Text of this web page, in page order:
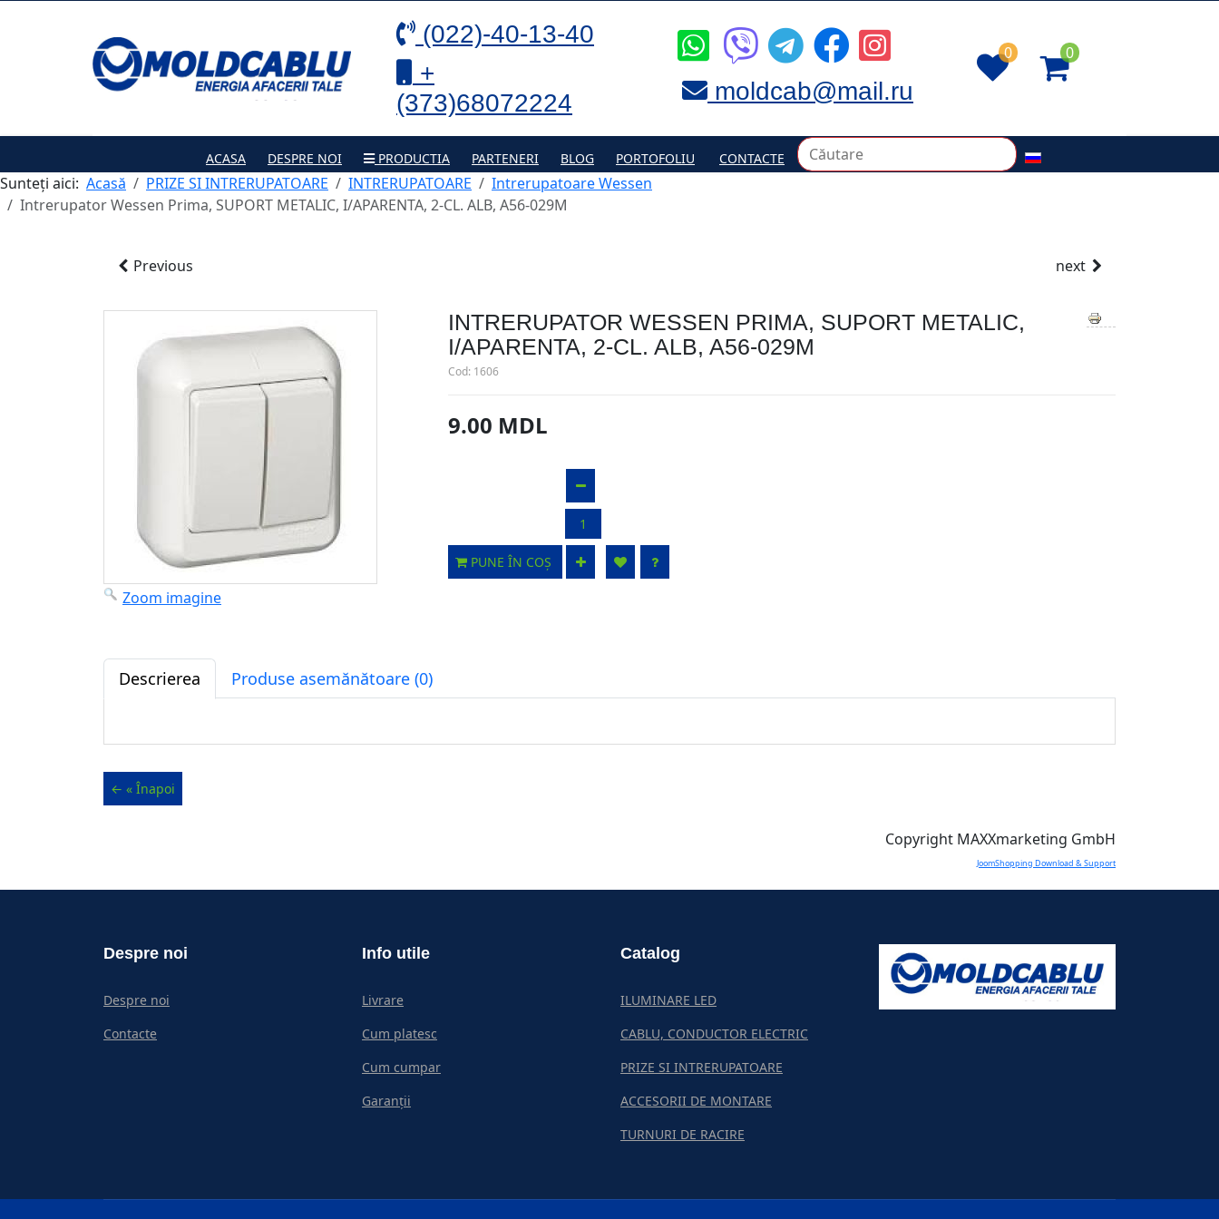
(022)-40-13-40
+
(373)68072224
moldcab@mail.ru
0 0
ACASA DESPRE NOI PRODUCTIA PARTENERI BLOG PORTOFOLIU CONTACTE
Sunteți aici: Acasă PRIZE SI INTRERUPATOARE INTRERUPATOARE
Intrerupatoare Wessen
Intrerupator Wessen Prima, SUPORT METALIC, I/APARENTA, 2-CL. ALB, A56-029M
Previous next
Zoom imagine
INTRERUPATOR WESSEN PRIMA, SUPORT METALIC,
I/APARENTA, 2-CL. ALB, A56-029M
Cod: 1606
9.00 MDL
PUNE ÎN COȘ
Descrierea Produse asemănătoare (0)
Copyright MAXXmarketing GmbH
JoomShopping Download & Support
Despre noi
Despre noi
Contacte
Info utile
Livrare
Cum platesc
Cum cumpar
Garanții
Catalog
ILUMINARE LED
CABLU, CONDUCTOR ELECTRIC
PRIZE SI INTRERUPATOARE
ACCESORII DE MONTARE
TURNURI DE RACIRE